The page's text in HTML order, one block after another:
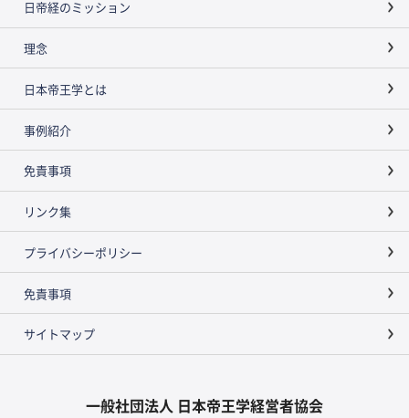
日帝経のミッション
理念
日本帝王学とは
事例紹介
免責事項
リンク集
プライバシーポリシー
免責事項
サイトマップ
一般社団法人 日本帝王学経営者協会